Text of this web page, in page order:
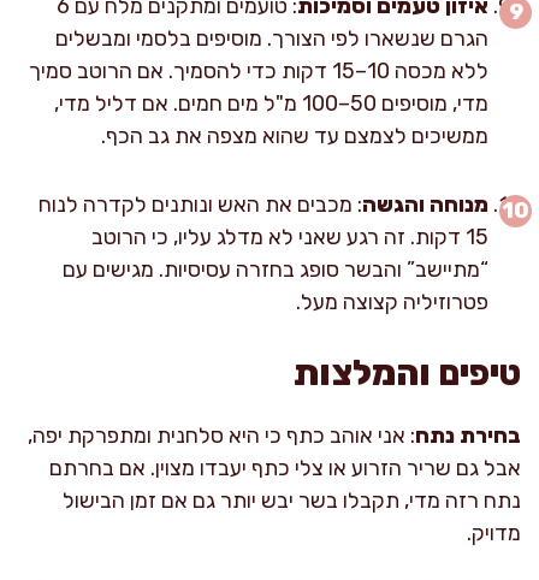
איזון טעמים וסמיכות
: טועמים ומתקנים מלח עם 6
הגרם שנשארו לפי הצורך. מוסיפים בלסמי ומבשלים
ללא מכסה 10–15 דקות כדי להסמיך. אם הרוטב סמיך
מדי, מוסיפים 50–100 מ"ל מים חמים. אם דליל מדי,
ממשיכים לצמצם עד שהוא מצפה את גב הכף.
מנוחה והגשה: מכבים את האש ונותנים לקדרה לנוח
15 דקות. זה רגע שאני לא מדלג עליו, כי הרוטב
“מתיישב” והבשר סופג בחזרה עסיסיות. מגישים עם
פטרוזיליה קצוצה מעל.
טיפים והמלצות
בחירת נתח: אני אוהב כתף כי היא סלחנית ומתפרקת יפה,
אבל גם שריר הזרוע או צלי כתף יעבדו מצוין. אם בחרתם
נתח רזה מדי, תקבלו בשר יבש יותר גם אם זמן הבישול
מדויק.